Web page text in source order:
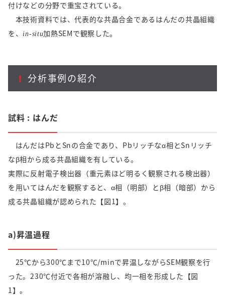
付けなどの分野で重宝されている。
本技術資料では、代表的な共晶合金であるはんだの共晶組織
を、in-situ加熱SEMで観察した。
分析事例の紹介
試料 : はんだ
はんだはPbとSnの合金であり、Pbリッチなα相とSnリッチ
なβ相から成る共晶組織を有している。
実際に反射電子検出器（重元素ほど明るく観察される検出器）
を用いてはんだを観察すると、α相（明部）とβ相（暗部）から
成る共晶組織が認められた【図1】。
a)昇温過程
25℃から300℃まで10℃/minで昇温しながらSEM観察を行
った。230℃付近で各相が溶融し、均一相を形成した【図
1】。